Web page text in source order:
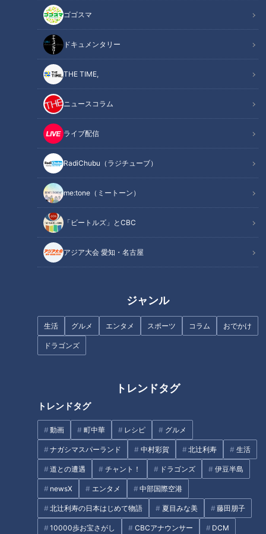
ゴゴスマ
ドキュメンタリー
THE TIME,
ニュースコラム
ライブ配信
RadiChubu（ラジチューブ）
me:tone（ミートーン）
「ビートルズ」とCBC
アジア大会 愛知・名古屋
ジャンル
生活 グルメ エンタメ スポーツ コラム おでかけ
ドラゴンズ
トレンドタグ
トレンドタグ
動画 町中華 レシピ グルメ
ナガシマスパーランド 中村彩賀 北辻利寿 生活
道との遭遇 チャント！ ドラゴンズ 伊豆半島
newsX エンタメ 中部国際空港
北辻利寿の日本はじめて物語 夏目みな美 藤田朋子
10000歩お宝さがし CBCアナウンサー DCM
みてちょアクスタガチャは3月20日～22日からエンゼル広場会
場にて回すことができます！全7種∔シークレット1種のガチャ
です。1回500円。
詳しくは祭りHPへ↓
https://hicbc.com/tv/campaign/matsuri2026spring/
この記事の画像を見る
この記事を見たあなたへのおすすめ
【切り抜きみてちょ】本番で
は…どうだったのか！？ #倍倍
イベント限定！CBCアナウンサ
昨年即完売の大人気企画がパワ
ーアップして復活！ 「CBCアナ
ウンサートレーディングカー
ド」第2弾を春祭り限定で発売
ＣＢＣ小川実桜アナ、呪術廻戦
展で痛感した「自分に一番遠い
職業」